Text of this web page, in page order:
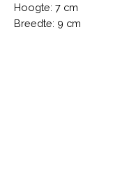
Hoogte: 7 cm
Breedte: 9 cm